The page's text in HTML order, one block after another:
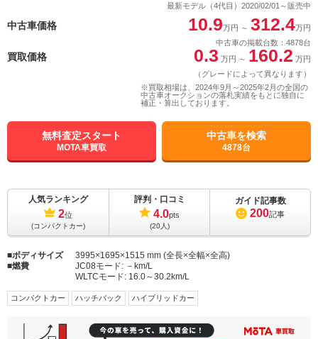
最新モデル（4代目）2020/02/01～販売中
中古車価格 10.9万円 ～ 312.4万円
中古車の掲載台数：4878台
買取価格 0.3 万円 ～ 160.2 万円
（グレードによって異なります）
※買取相場は、2024年9月～2025年2月の全国の
中古車オークションの落札実績をもとに独自に
補正・算出しております。
無料査定スタート
MOTA車買取
中古車を検索
4878台
人気ランキング
2位
(コンパクトカー)
評判・口コミ
4.0pts
(20人)
ガイド記事数
200記事
ボディサイズ
3995×1695×1515 mm (全長×全幅×全高)
燃費
JC08モード: －km/L
WLTCモード: 16.0～30.2km/L
コンパクトカー ハッチバック ハイブリッドカー